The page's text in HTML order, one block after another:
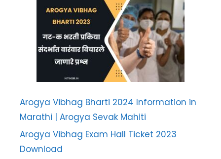
Arogya Vibhag Bharti 2024 Information in
Marathi | Arogya Sevak Mahiti
Arogya Vibhag Exam Hall Ticket 2023
Download